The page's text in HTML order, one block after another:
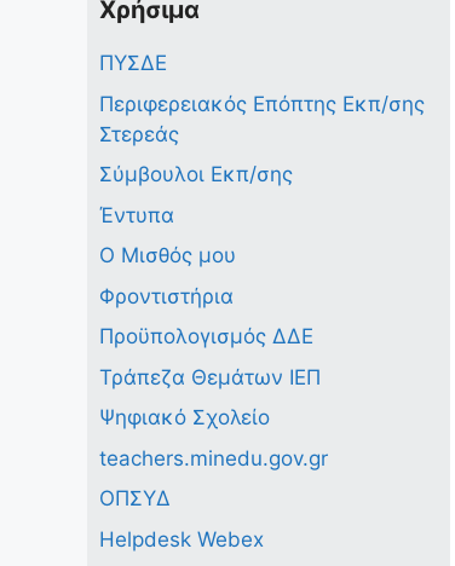
Χρήσιμα
ΠΥΣΔΕ
Περιφερειακός Επόπτης Εκπ/σης
Στερεάς
Σύμβουλοι Εκπ/σης
Έντυπα
Ο Μισθός μου
Φροντιστήρια
Προϋπολογισμός ΔΔΕ
Τράπεζα Θεμάτων ΙΕΠ
Ψηφιακό Σχολείο
teachers.minedu.gov.gr
ΟΠΣΥΔ
Helpdesk Webex